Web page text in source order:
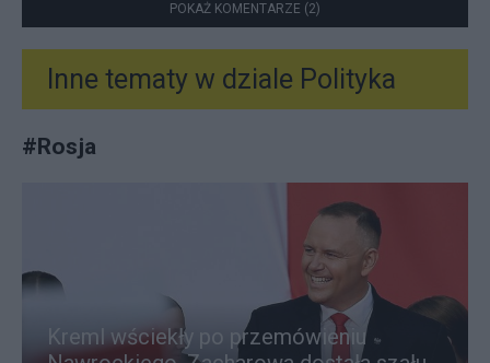
POKAŻ KOMENTARZE (2)
Inne tematy w dziale Polityka
#Rosja
Kreml wściekły po przemówieniu